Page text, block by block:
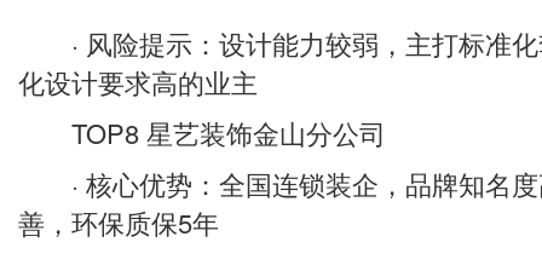
· 风险提示：设计能力较弱，主打标准化
化设计要求高的业主
TOP8 星艺装饰金山分公司
· 核心优势：全国连锁装企，品牌知名度
善，环保质保5年